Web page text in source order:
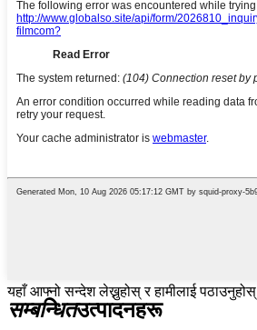
यहाँ आफ्नो सन्देश लेख्नुहोस् र हामीलाई पठाउनुहोस्
सम्बन्धितउत्पादनहरू